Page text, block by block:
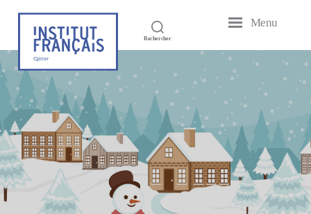
Rechercher
Institut
Français
Qatar
Menu